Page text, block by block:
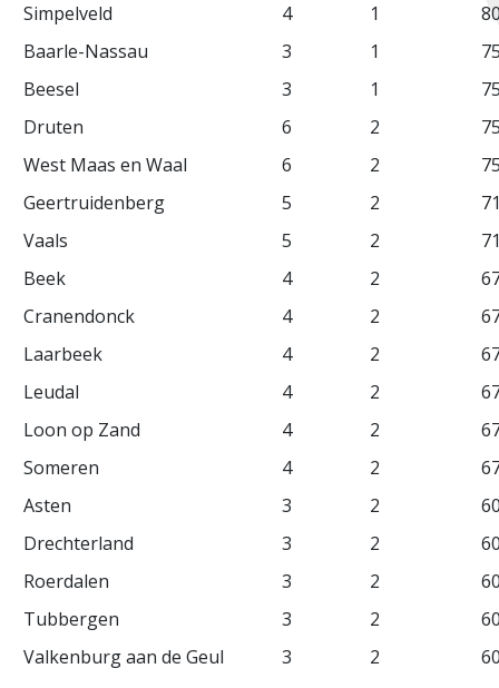
Simpelveld
4 1
Baarle-Nassau
3 1
Beesel
3 1
Druten
6 2
West Maas en Waal
6 2
Geertruidenberg
5 2
Vaals
5 2
Beek
4 2
Cranendonck
4 2
Laarbeek
4 2
Leudal
4 2
Loon op Zand
4 2
Someren
4 2
Asten
3 2
Drechterland
3 2
Roerdalen
3 2
Tubbergen
3 2
Valkenburg aan de Geul
3 2